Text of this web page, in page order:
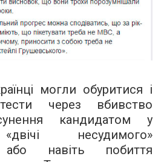
могли обуритися і
через вбивство
кандидатом у
несудимого»
або навіть побиття